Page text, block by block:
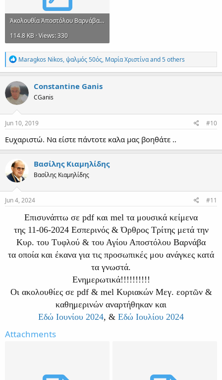
Ἀκολουθία Ἀποστόλου Βαρνάβα - Κύπρια Μηναῖα.pdf
114.8 KB · Views: 330
R
e
a
c
t
i
o
n
s
Maragkos Nikos, ψαλμός 50ός, Μαρία Χριστίναand 5 others
Constantine Ganis
CGanis
Jun 10, 2019 #10
Ευχαριστώ. Να είστε πάντοτε καλα μας βοηθάτε ..
Βασίλης Κιαμηλίδης
Βασίλης Κιαμηλίδης
Jun 4, 2024 #11
Επισυνάπτω σε pdf και mel τα μουσικά κείμενα
της 11-06-2024 Εσπερινός & Όρθρος Τρίτης μετά την
Κυρ. του Τυφλού & του Αγίου Αποστόλου Βαρνάβα
τα οποία και έκανα για τις προσωπικές μου ανάγκες κατά
τα γνωστά.
Ενημερωτικά!!!!!!!!!!
Οι ακολουθίες σε pdf & mel Κυριακών Μεγ. εορτῶν &
καθημερινών αναρτήθηκαν και
Εδώ Ιουνίου 2024, & Εδώ Ιουλίου 2024
Attachments